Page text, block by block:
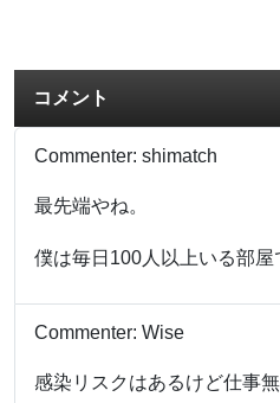
コメント
Commenter: shimatch
最先端やね。
僕は毎日100人以上いる部屋
Commenter: Wise
感染リスクはあるけど仕事